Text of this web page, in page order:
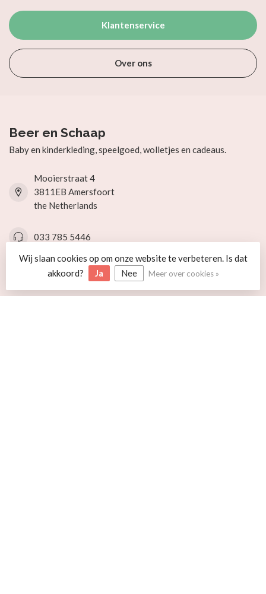
Klantenservice
Over ons
Beer en Schaap
Baby en kinderkleding, speelgoed, wolletjes en cadeaus.
Mooierstraat 4
3811EB Amersfoort
the Netherlands
033 785 5446
info@beerenschaap.nl
Wij slaan cookies op om onze website te verbeteren. Is dat
akkoord?
Ja Nee Meer over cookies »